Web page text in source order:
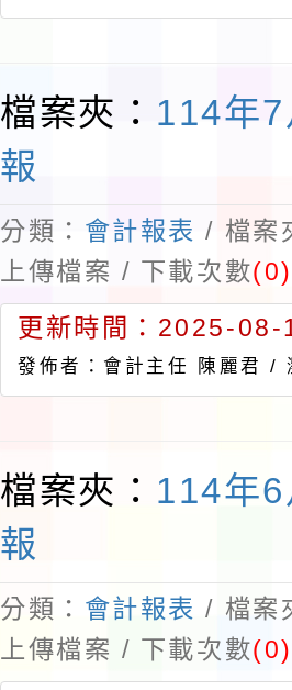
檔案夾： 114年
報
分類： 會計報表 / 檔案
上傳檔案 / 下載次數(0)
更新時間：2025-
發佈者：會計主任 陳麗君 /
檔案夾： 114年
報
分類： 會計報表 / 檔案
上傳檔案 / 下載次數(0)